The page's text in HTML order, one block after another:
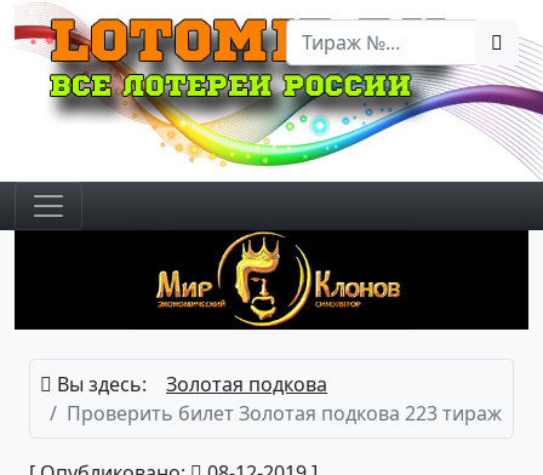
Вы здесь:
Золотая подкова
Проверить билет Золотая подкова 223 тираж